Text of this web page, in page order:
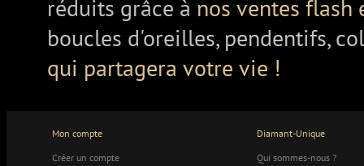
réduits grâce à nos ventes
boucles d'oreilles, pendentifs,
qui partagera votre vie !
Mon compte
Créer un compte
Diamant-Unique
Qui sommes-nous ?